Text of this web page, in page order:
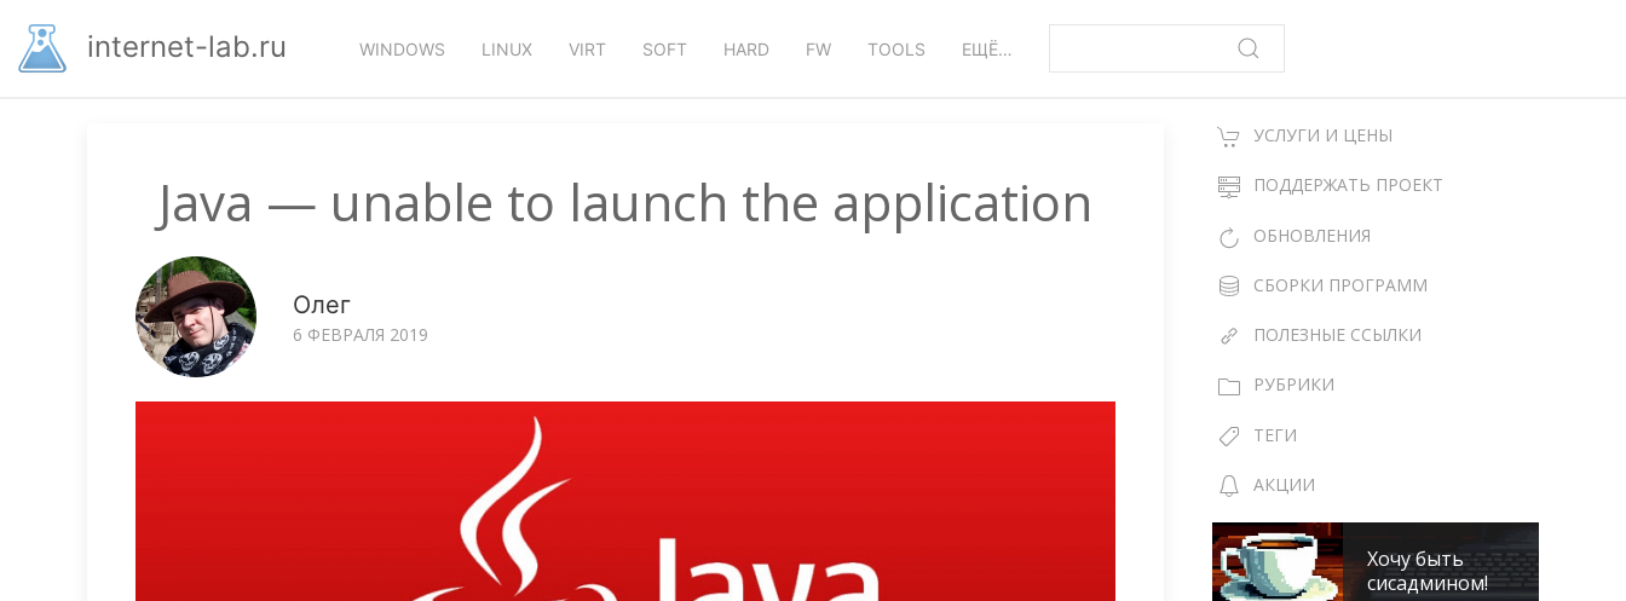
основномуinternet-lab.ru WINDOWS LINUX VIRT SOFT HARD FW TOOLS ЕЩЁ…
Java — unable to launch the application
Олег
6 ФЕВРАЛЯ 2019
УСЛУГИ И ЦЕНЫ
ПОДДЕРЖАТЬ ПРОЕКТ
ОБНОВЛЕНИЯ
СБОРКИ ПРОГРАММ
ПОЛЕЗНЫЕ ССЫЛКИ
РУБРИКИ
ТЕГИ
АКЦИИ
Хочу быть
сисадмином!